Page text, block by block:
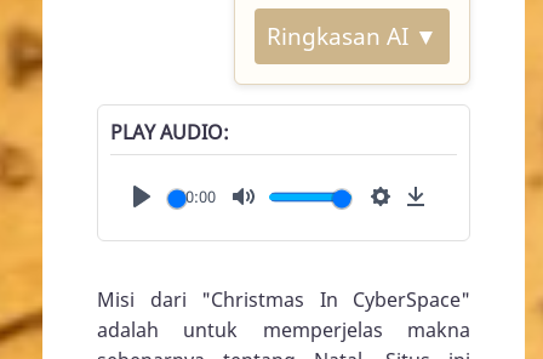
Ringkasan AI ▼
PLAY AUDIO
00:00
Misi dari "Christmas In CyberSpace"
adalah untuk memperjelas makna